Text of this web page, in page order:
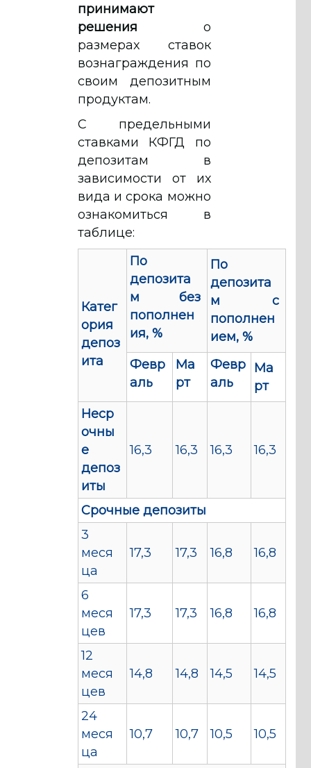
принимают
решения о
размерах ставок
вознаграждения по
своим депозитным
продуктам.
С предельными
ставками КФГД по
депозитам в
зависимости от их
вида и срока можно
ознакомиться в
таблице:
Катег
ория
депоз
ита
По
депозита
м без
пополнен
ия, %
По
депозита
м с
пополнен
ием, %
Февр
аль
Ма
рт
Февр
аль
Ма
рт
Неср
очны
е
депоз
иты
16,3 16,3 16,3 16,3
Срочные депозиты
3
меся
ца
17,3 17,3 16,8 16,8
6
меся
цев
17,3 17,3 16,8 16,8
12
меся
цев
14,8 14,8 14,5 14,5
24
меся
ца
10,7 10,7 10,5 10,5